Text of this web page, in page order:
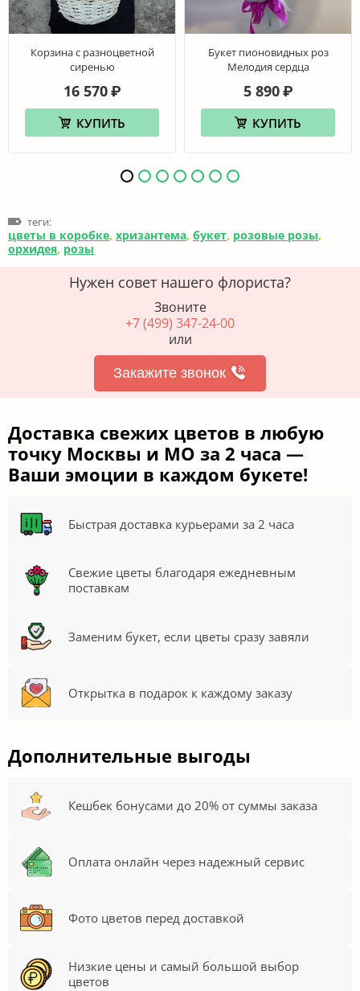
Корзина с разноцветной
сиренью
16 570 ₽
КУПИТЬ
Букет пионовидных роз
Мелодия сердца
5 890 ₽
КУПИТЬ
теги:
цветы в коробке, хризантема, букет, розовые розы,
орхидея, розы
Нужен совет нашего флориста?
Звоните
+7 (499) 347-24-00
или
Закажите звонок
Доставка свежих цветов в любую
точку Москвы и МО за 2 часа —
Ваши эмоции в каждом букете!
Быстрая доставка курьерами за 2 часа
Свежие цветы благодаря ежедневным
поставкам
Заменим букет, если цветы сразу завяли
Открытка в подарок к каждому заказу
Дополнительные выгоды
Кешбек бонусами до 20% от суммы заказа
Оплата онлайн через надежный сервис
Фото цветов перед доставкой
Низкие цены и самый большой выбор
цветов